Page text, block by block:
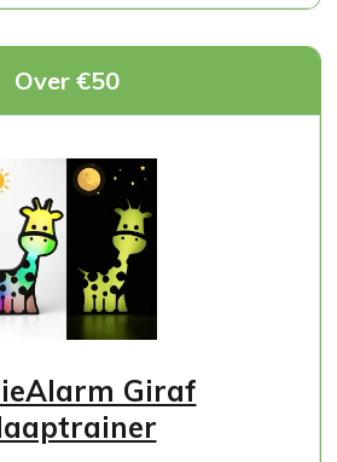
Over €50
Giraf